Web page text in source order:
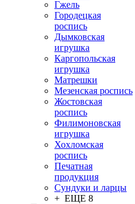
Гжель
Городецкая
роспись
Дымковская
игрушка
Каргопольская
игрушка
Матрешки
Мезенская роспись
Жостовская
роспись
Филимоновская
игрушка
Хохломская
роспись
Печатная
продукция
Сундуки и ларцы
+ ЕЩЕ 8